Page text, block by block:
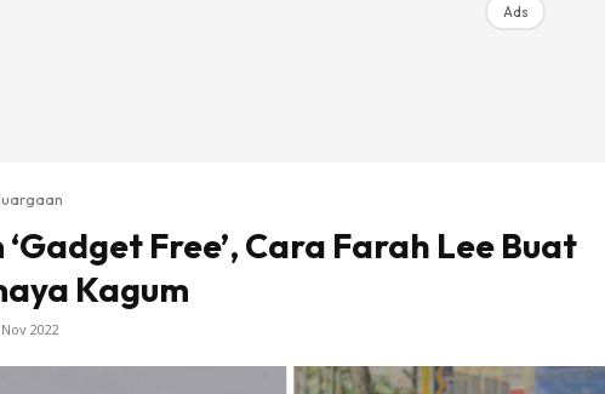
Ads
Free’, Cara Farah Lee Buat
Kagum
2022